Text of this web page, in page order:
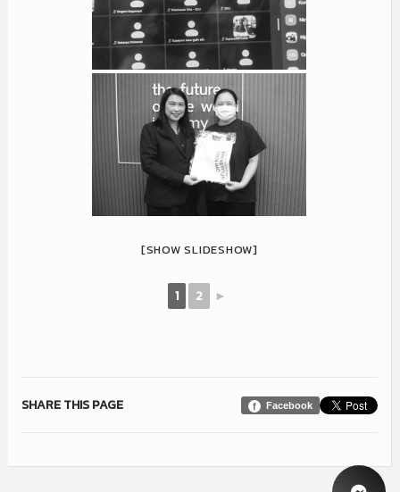
[SHOW SLIDESHOW]
1 2 ►
Facebook
SHARE THIS PAGE